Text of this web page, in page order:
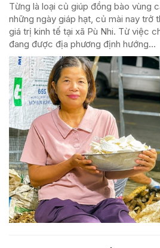
Từng là loại củ giúp đồng bào vùng
những ngày giáp hạt, củ mài nay trở
giá trị kinh tế tại xã Pù Nhi. Từ việc
đang được địa phương định hướng...